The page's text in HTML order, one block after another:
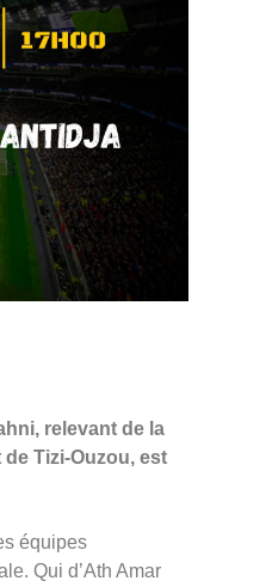
relevant de la
Tizi-Ouzou, est
équipes
Qui d’Ath Amar